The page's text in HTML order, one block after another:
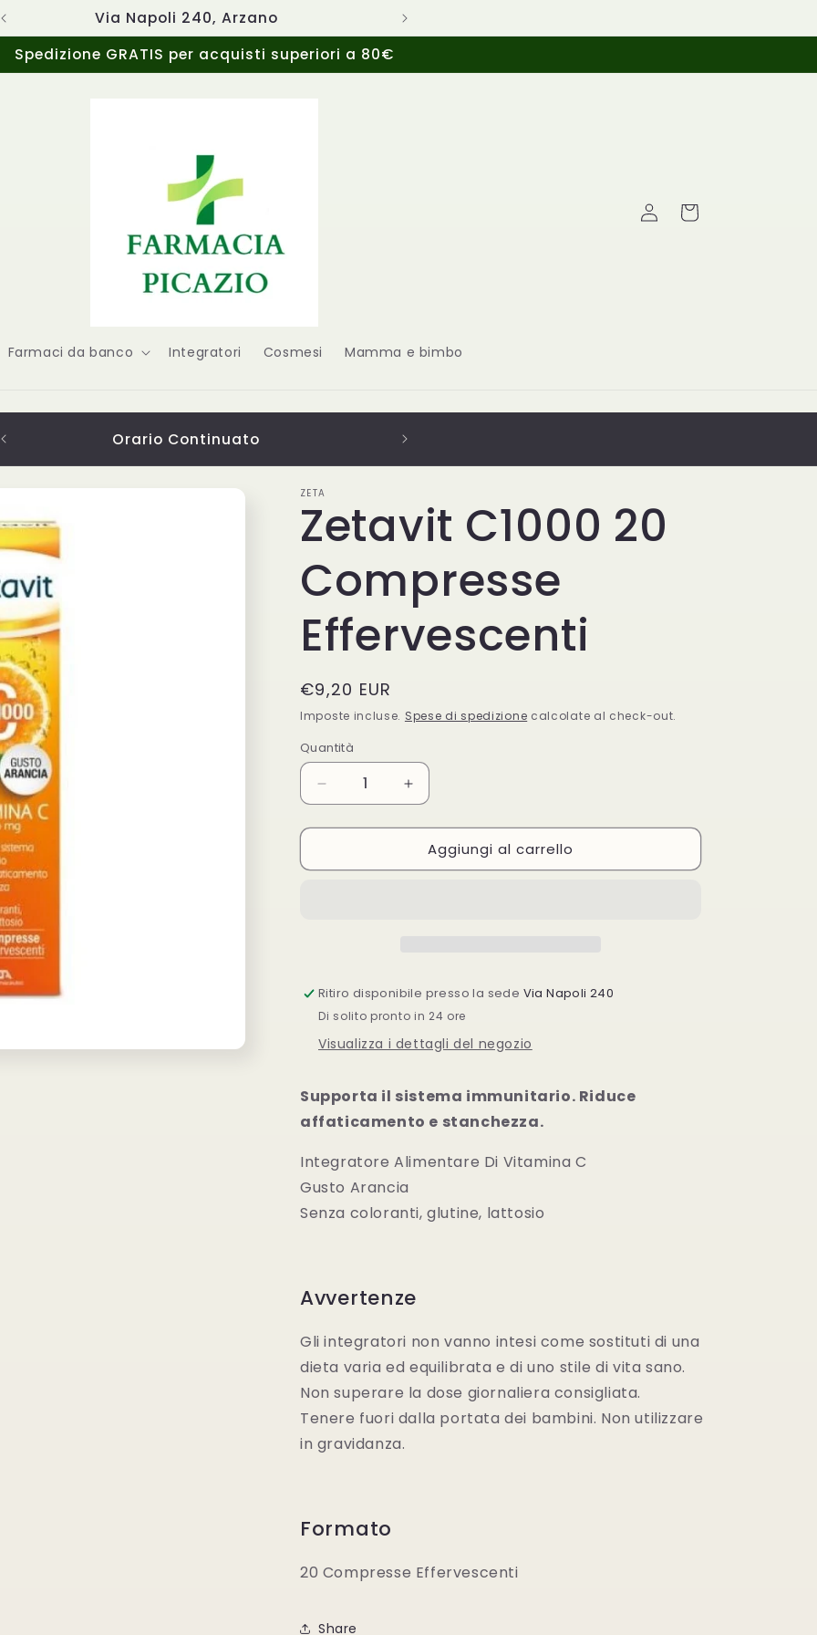
Via Napoli 240, Arzano
Spedizione GRATIS per acquisti superiori a 80€
Farmaci da banco Integratori Cosmesi Mamma e bimbo
Accedi Carrello
Orario Continuato
ZETA
Zetavit C1000 20
Compresse
Effervescenti
Prezzo
di
listino
€9,20 EUR
Imposte incluse. Spese di spedizione calcolate al check-out.
Quantità
Quantità
Diminuisci
quantità
per
C1000
Aumenta
quantità
per
Zetavit
C1000
Aggiungi al carrello
Ritiro disponibile presso la sede Via Napoli 240
Di solito pronto in 24 ore
Visualizza i dettagli del negozio
Supporta il sistema immunitario. Riduce
affaticamento e stanchezza.
Integratore Alimentare Di Vitamina C
Gusto Arancia
Senza coloranti, glutine, lattosio
Avvertenze
Gli integratori non vanno intesi come sostituti di una
dieta varia ed equilibrata e di uno stile di vita sano.
Non superare la dose giornaliera consigliata.
Tenere fuori dalla portata dei bambini. Non utilizzare
in gravidanza.
Formato
20 Compresse Effervescenti
Share